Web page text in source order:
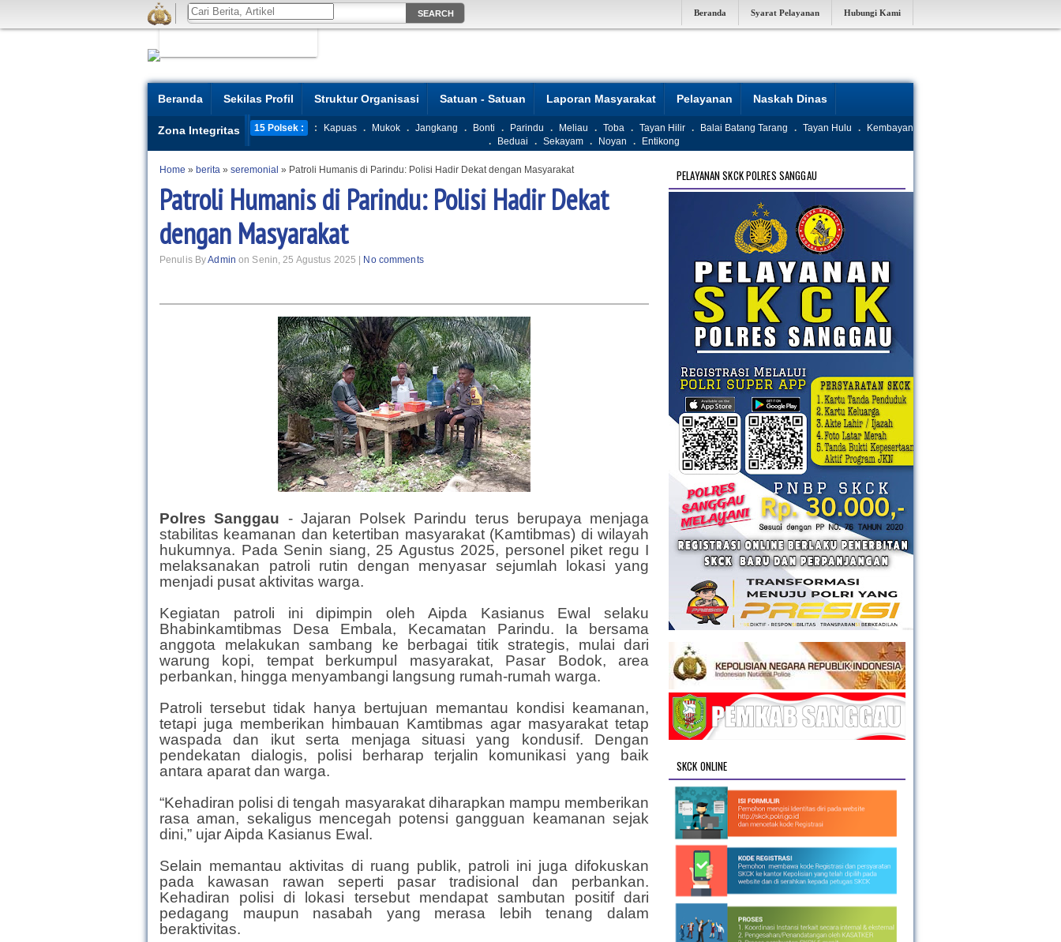
Beranda Syarat Pelayanan Hubungi Kami
Beranda Sekilas Profil Struktur Organisasi Satuan - Satuan Laporan Masyarakat Pelayanan Naskah Dinas
Zona Integritas 15 Polsek : : Kapuas . Mukok . Jangkang . Bonti . Parindu . Meliau . Toba . Tayan Hilir . Balai Batang Tarang . Tayan Hulu .
Kembayan
.
Beduai . Sekayam . Noyan . Entikong
Home » berita » seremonial » Patroli Humanis di Parindu: Polisi Hadir Dekat dengan Masyarakat
Patroli Humanis di Parindu: Polisi Hadir Dekat
dengan Masyarakat
Penulis ByAdmin on Senin, 25 Agustus 2025 | No comments
Polres Sanggau - Jajaran Polsek Parindu terus berupaya menjaga
stabilitas keamanan dan ketertiban masyarakat (Kamtibmas) di wilayah
hukumnya. Pada Senin siang, 25 Agustus 2025, personel piket regu I
melaksanakan patroli rutin dengan menyasar sejumlah lokasi yang
menjadi pusat aktivitas warga.
Kegiatan patroli ini dipimpin oleh Aipda Kasianus Ewal selaku
Bhabinkamtibmas Desa Embala, Kecamatan Parindu. Ia bersama
anggota melakukan sambang ke berbagai titik strategis, mulai dari
warung kopi, tempat berkumpul masyarakat, Pasar Bodok, area
perbankan, hingga menyambangi langsung rumah-rumah warga.
Patroli tersebut tidak hanya bertujuan memantau kondisi keamanan,
tetapi juga memberikan himbauan Kamtibmas agar masyarakat tetap
waspada dan ikut serta menjaga situasi yang kondusif. Dengan
pendekatan dialogis, polisi berharap terjalin komunikasi yang baik
antara aparat dan warga.
“Kehadiran polisi di tengah masyarakat diharapkan mampu memberikan
rasa aman, sekaligus mencegah potensi gangguan keamanan sejak
dini,” ujar Aipda Kasianus Ewal.
Selain memantau aktivitas di ruang publik, patroli ini juga difokuskan
pada kawasan rawan seperti pasar tradisional dan perbankan.
Kehadiran polisi di lokasi tersebut mendapat sambutan positif dari
pedagang maupun nasabah yang merasa lebih tenang dalam
beraktivitas.
PELAYANAN SKCK POLRES SANGGAU
SKCK ONLINE